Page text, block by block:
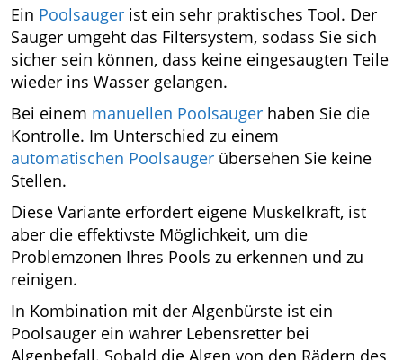
Ein Poolsauger ist ein sehr praktisches Tool. Der
Sauger umgeht das Filtersystem, sodass Sie sich
sicher sein können, dass keine eingesaugten Teile
wieder ins Wasser gelangen.
Bei einem manuellen Poolsauger haben Sie die
Kontrolle. Im Unterschied zu einem
automatischen Poolsauger übersehen Sie keine
Stellen.
Diese Variante erfordert eigene Muskelkraft, ist
aber die effektivste Möglichkeit, um die
Problemzonen Ihres Pools zu erkennen und zu
reinigen.
In Kombination mit der Algenbürste ist ein
Poolsauger ein wahrer Lebensretter bei